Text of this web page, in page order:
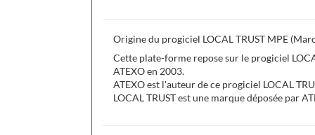
Origine du progiciel LOCAL TRUST MPE
Cette plate-forme repose sur le progiciel
ATEXO en 2003.
ATEXO est l'auteur de ce progiciel LOCAL
LOCAL TRUST est une marque déposée par